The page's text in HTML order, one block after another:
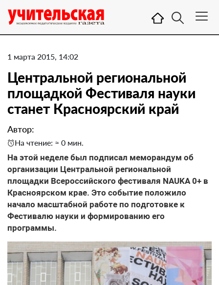
1 марта 2015, 14:02
Центральной региональной
площадкой Фестиваля науки
станет Красноярский край
Автор:
На чтение: ≈ 0 мин.
На этой неделе был подписал меморандум об
организации Центральной региональной
площадки Всероссийского фестиваля NAUKA 0+ в
Красноярском крае. Это событие положило
начало масштабной работе по подготовке к
Фестивалю науки и формированию его
программы.